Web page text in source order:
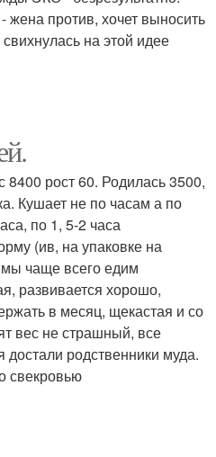
жена против, хочет выносить
на этой идее
рост 60. Родилась 3500,
Кушает не по часам а по
по 1, 5-2 часа
(ив, на упаковке на
чаще всего едим
развивается хорошо,
в месяц, щекастая и со
вес не страшный, все
родственники муда.
свекровью